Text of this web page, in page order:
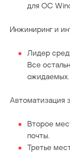
для ОС
Инжиниринг и
Лидер
Все
ожидаемых.
Автоматизация
Второе
почты.
Третье